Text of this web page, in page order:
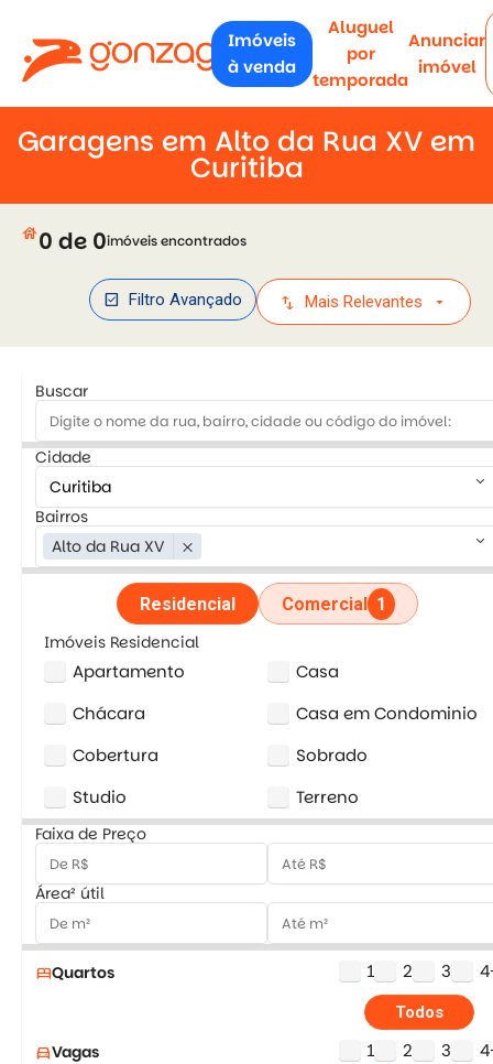
Imóveis
à venda
Aluguel
por
temporada
Anunciar
imóvel
Garagens em Alto da Rua XV em
Curitiba
house0 de 0imóveis encontrados
check_box Filtro Avançado swap_vert Mais Relevantes arrow_drop_down
Buscar
Cidade
keyboard_arrow_down
Bairros
Alto da Rua XV
close keyboard_arrow_down
Residencial Comercial 1
Imóveis Residencial
Apartamento
Casa
Chácara
Casa em Condominio
Cobertura
Sobrado
Studio
Terreno
Faixa de Preço
Área² útil
bedQuartos 1 2 3
Todos
directions_carVagas 1 2 3